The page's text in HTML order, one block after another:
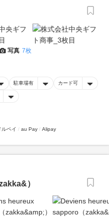
写真 7枚
駐車場有 カード可
ルペイ au Pay Alipay
）